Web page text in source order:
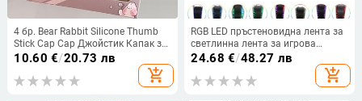
4 бр. Bear Rabbit Silicone Thumb
Stick Cap Cap Джойстик Капак за
Switch NS Oled/Lite Joy-con
Controller Мек протектор Калъф
10.60 €/20.73 лв
add_shopping_cart
RGB LED пръстеновидна лента за
светлинна лента за игрова
конзола PS5 8-цветна светлинна
лента за пикап с дистанционно
управление за Sony PS5 Host
24.68 €/48.27 лв
add_shopping_cart